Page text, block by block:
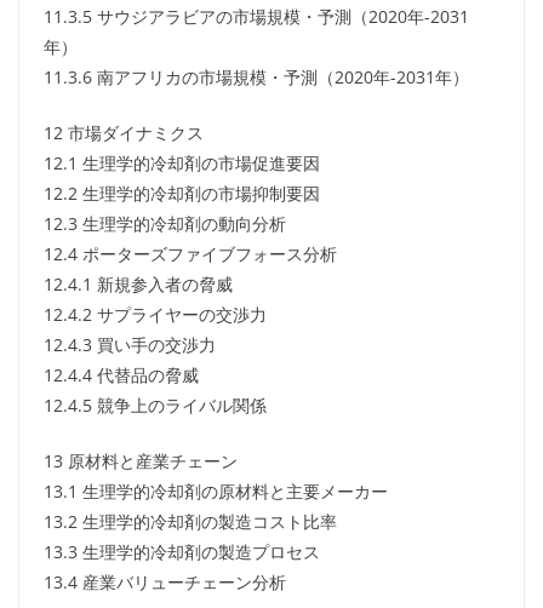
11.3.5 サウジアラビアの市場規模・予測（2020年-2031
年）
11.3.6 南アフリカの市場規模・予測（2020年-2031年）
12 市場ダイナミクス
12.1 生理学的冷却剤の市場促進要因
12.2 生理学的冷却剤の市場抑制要因
12.3 生理学的冷却剤の動向分析
12.4 ポーターズファイブフォース分析
12.4.1 新規参入者の脅威
12.4.2 サプライヤーの交渉力
12.4.3 買い手の交渉力
12.4.4 代替品の脅威
12.4.5 競争上のライバル関係
13 原材料と産業チェーン
13.1 生理学的冷却剤の原材料と主要メーカー
13.2 生理学的冷却剤の製造コスト比率
13.3 生理学的冷却剤の製造プロセス
13.4 産業バリューチェーン分析